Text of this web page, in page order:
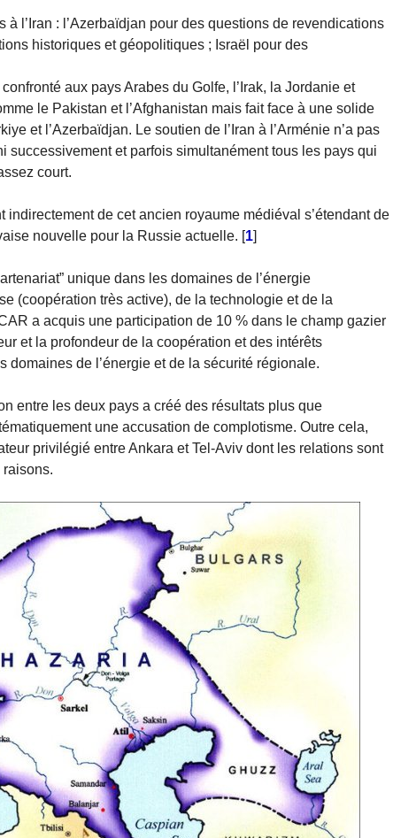
l’Iran : l’Azerbaïdjan pour des questions de revendications
historiques et géopolitiques ; Israël pour des
aux pays Arabes du Golfe, l’Irak, la Jordanie et
le Pakistan et l’Afghanistan mais fait face à une solide
et l’Azerbaïdjan. Le soutien de l’Iran à l’Arménie n’a pas
successivement et parfois simultanément tous les pays qui
court.
de cet ancien royaume médiéval s’étendant de
nouvelle pour la Russie actuelle. [1]
unique dans les domaines de l’énergie
(coopération très active), de la technologie et de la
a acquis une participation de 10 % dans le champ gazier
et la profondeur de la coopération et des intérêts
de l’énergie et de la sécurité régionale.
entre les deux pays a créé des résultats plus que
une accusation de complotisme. Outre cela,
privilégié entre Ankara et Tel-Aviv dont les relations sont
raisons.